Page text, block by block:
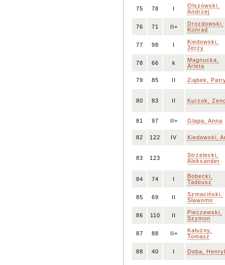
75 78 I
Olszowski,
Andrzej
76 71 II+
Drozdowski,
Konrad
77 98 I
Kiedowski,
Jerzy
78 66 k
Magnucka,
Arleta
79 85 II Ziąbek,
80 83 II Kurzok,
81 97 II+ Glapa, Anna
82 122 IV Kiedowski,
83 123
Strzelecki,
Aleksander
84 74 I
Bobecki,
Tadeusz
85 69 II
Szmaciński,
Sławomir
86 110 II
Pieczewski,
Szymon
87 88 II+
Kałużny,
Tomasz
88 40 I Doba,